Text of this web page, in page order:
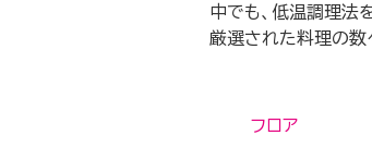
中でも、低温調理法
厳選された料理の数
フロア